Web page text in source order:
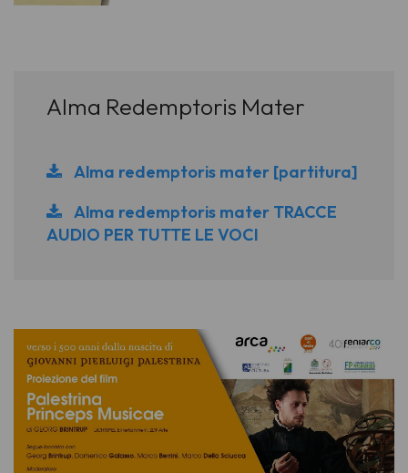
Alma Redemptoris Mater
Alma redemptoris mater [partitura]
Alma redemptoris mater TRACCE
AUDIO PER TUTTE LE VOCI